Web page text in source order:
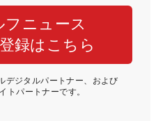
フニュース
録はこちら
デジタルパートナー、および
トパートナーです。